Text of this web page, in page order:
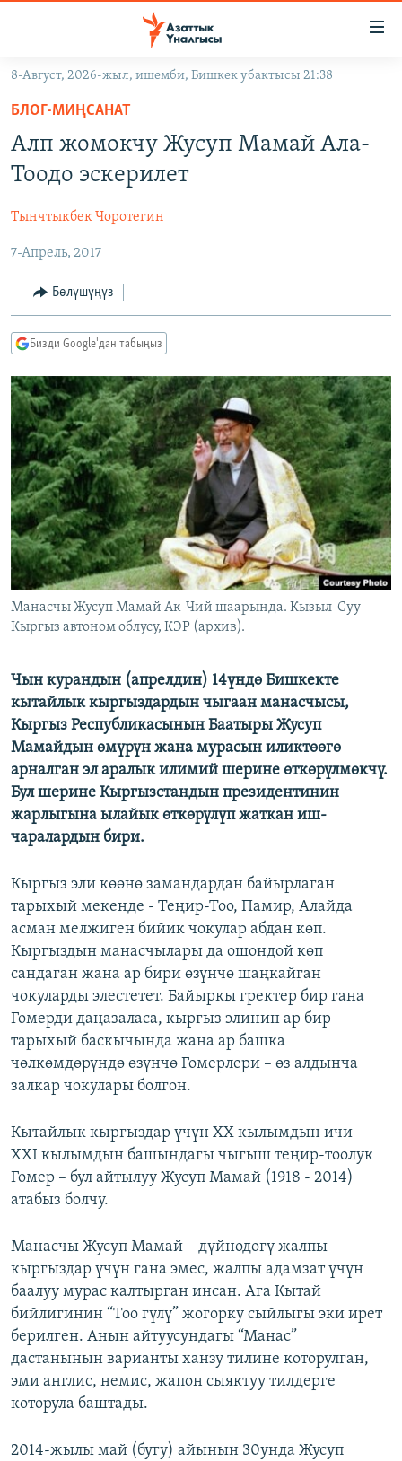
Навигацияга
өтүңүз
Издөөгө
салыңыз
ЭКОНОМИКА
МАДАНИЯТ
БОРБОР АЗИЯ
АТАЙЫН ИЛИКТӨӨ
ТВ ПРОГРАММАЛАР
БҮГҮН АЗАТТЫКТА
БИЗ ЖАНА ДҮЙНӨ
ДАНИСТЕ
ЭЖЕ-СИҢДИЛЕР
АЗАТТЫК+
ЫҢГАЙСЫЗ СУРООЛОР
ПОДКАСТ
ӨЗГӨЧӨ ПИКИР
ОНЛАЙН ШЕРИНЕ
ЭЕ/АРнун бардык сайттары
8-Август, 2026-жыл, ишемби, Бишкек убактысы 21:38
БЛОГ-МИҢСАНАТ
Алп жомокчу Жусуп Мамай Ала-
Тоодо эскерилет
Тынчтыкбек Чоротегин
7-Апрель, 2017
Бөлүшүңүз
Бизди Google'дан табыңыз
Манасчы Жусуп Мамай Ак-Чий шаарында. Кызыл-Суу
Кыргыз автоном облусу, КЭР (архив).
Чын курандын (апрелдин) 14үндө Бишкекте
кытайлык кыргыздардын чыгаан манасчысы,
Кыргыз Республикасынын Баатыры Жусуп
Мамайдын өмүрүн жана мурасын иликтөөгө
арналган эл аралык илимий шерине өткөрүлмөкчү.
Бул шерине Кыргызстандын президентинин
жарлыгына ылайык өткөрүлүп жаткан иш-
чаралардын бири.
Кыргыз эли көөнө замандардан байырлаган
тарыхый мекенде ‑ Теңир-Тоо, Памир, Алайда
асман мелжиген бийик чокулар абдан көп.
Кыргыздын манасчылары да ошондой көп
сандаган жана ар бири өзүнчө шаңкайган
чокуларды элестетет. Байыркы гректер бир гана
Гомерди даңазаласа, кыргыз элинин ар бир
тарыхый баскычында жана ар башка
чөлкөмдөрүндө өзүнчө Гомерлери – өз алдынча
залкар чокулары болгон.
Кытайлык кыргыздар үчүн XX кылымдын ичи –
XXI кылымдын башындагы чыгыш теңир-тоолук
Гомер – бул айтылуу Жусуп Мамай (1918 - 2014)
атабыз болчу.
Манасчы Жусуп Мамай – дүйнөдөгү жалпы
кыргыздар үчүн гана эмес, жалпы адамзат үчүн
баалуу мурас калтырган инсан. Ага Кытай
бийлигинин “Тоо гүлү” жогорку сыйлыгы эки ирет
берилген. Анын айтуусундагы “Манас”
дастанынын варианты ханзу тилине которулган,
эми англис, немис, жапон сыяктуу тилдерге
которула баштады.
2014-жылы май (бугу) айынын 30унда Жусуп